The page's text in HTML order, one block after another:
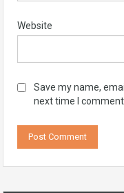
Website
Save my name,
next time I comment.